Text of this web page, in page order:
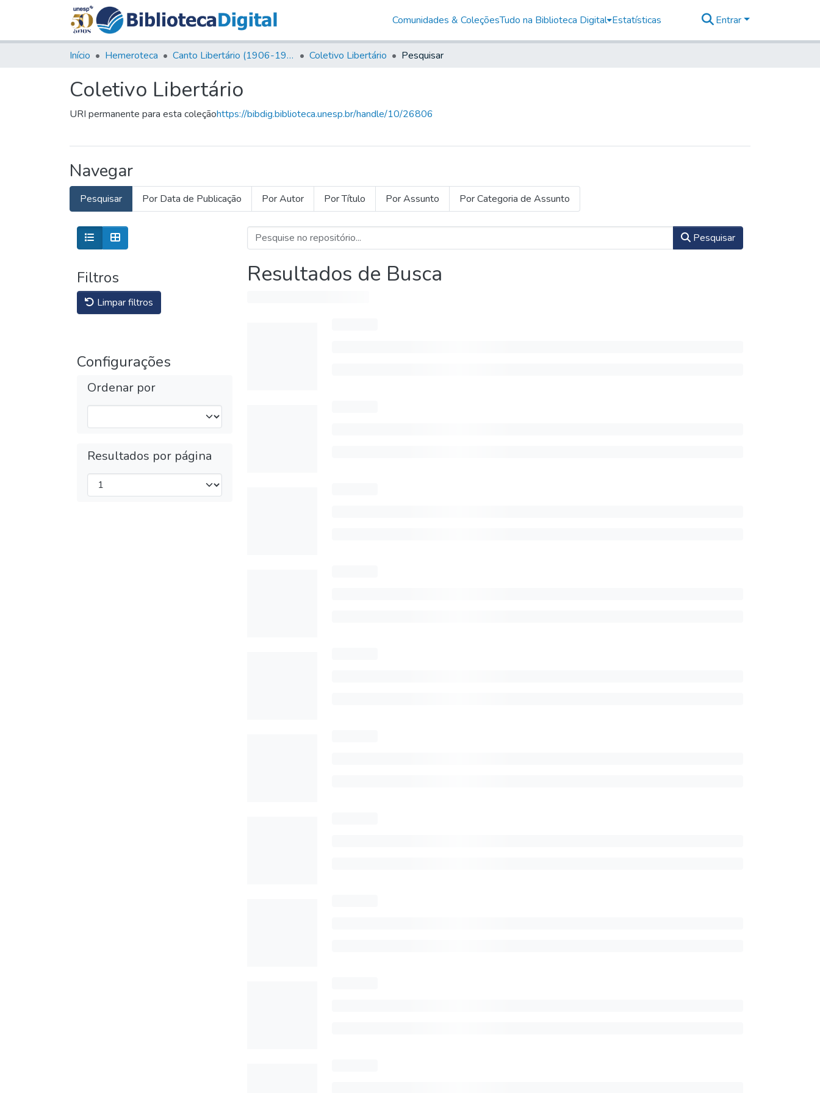
Comunidades & ColeçõesTudo na Biblioteca Digital Estatísticas Entrar
Início Hemeroteca Canto Libertário (1906-1995) Coletivo Libertário Pesquisar
Coletivo Libertário
URI permanente para esta coleçãohttps://bibdig.biblioteca.unesp.br/handle/10/26806
Navegar
Pesquisar Por Data de Publicação Por Autor Por Título Por Assunto Por Categoria de Assunto
Filtros
Limpar filtros
Configurações
Ordenar por
Resultados por página
Pesquisar
Resultados de Busca